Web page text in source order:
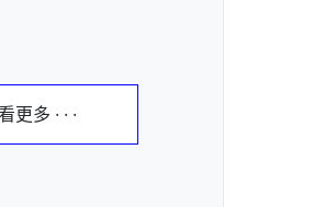
更多 · · ·